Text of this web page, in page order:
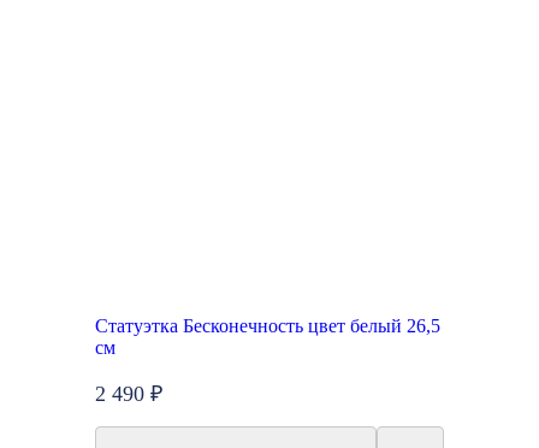
Статуэтка Бесконечность цвет белый 26,5
см
2 490 ₽